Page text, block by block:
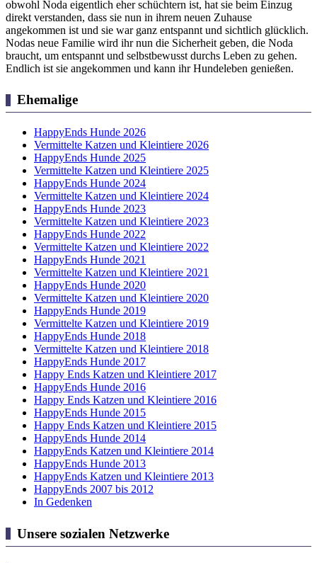
obwohl Noda eigentlich eher schüchtern ist, hat sie beim Einzug
direkt verstanden, dass sie nun in ihrem neuen Zuhause
angekommen ist und sie war ganz entspannt und sichtlich glücklich.
Nodas neue Familie wird ihr nun die Sicherheit geben, die Noda
braucht, um entspannt und selbstbewusst durchs Leben zu gehen.
Endlich ist sie angekommen und kann ihr Hundeleben genießen.
Ehemalige
HappyEnds Hunde 2026
Vermittelte Katzen und Kleintiere 2026
HappyEnds Hunde 2025
Vermittelte Katzen und Kleintiere 2025
HappyEnds Hunde 2024
Vermittelte Katzen und Kleintiere 2024
HappyEnds Hunde 2023
Vermittelte Katzen und Kleintiere 2023
HappyEnds Hunde 2022
Vermittelte Katzen und Kleintiere 2022
HappyEnds Hunde 2021
Vermittelte Katzen und Kleintiere 2021
HappyEnds Hunde 2020
Vermittelte Katzen und Kleintiere 2020
HappyEnds Hunde 2019
Vermittelte Katzen und Kleintiere 2019
HappyEnds Hunde 2018
Vermittelte Katzen und Kleintiere 2018
HappyEnds Hunde 2017
Happy Ends Katzen und Kleintiere 2017
HappyEnds Hunde 2016
Happy Ends Katzen und Kleintiere 2016
HappyEnds Hunde 2015
Happy Ends Katzen und Kleintiere 2015
HappyEnds Hunde 2014
HappyEnds Katzen und Kleintiere 2014
HappyEnds Hunde 2013
HappyEnds Katzen und Kleintiere 2013
HappyEnds 2007 bis 2012
In Gedenken
Unsere sozialen Netzwerke